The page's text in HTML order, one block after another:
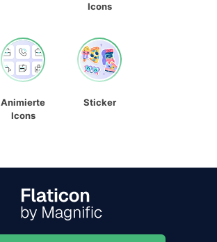
Icons
Animierte
Icons
Sticker